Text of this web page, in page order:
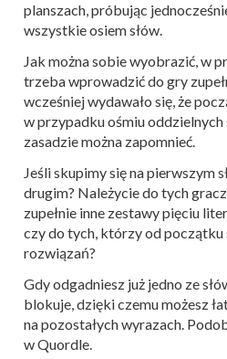
planszach, próbując
wszystkie osiem słów.
Jak można sobie wyobrazić, w
trzeba wprowadzić do gry
wcześniej wydawało się, że
w przypadku ośmiu
zasadzie można zapomnieć.
Jeśli skupimy się na pierwszym
drugim? Należycie do tych
zupełnie inne zestawy pięciu
czy do tych, którzy od początku
rozwiązań?
Gdy odgadniesz już jedno ze
blokuje, dzięki czemu możesz
na pozostałych wyrazach.
w Quordle.